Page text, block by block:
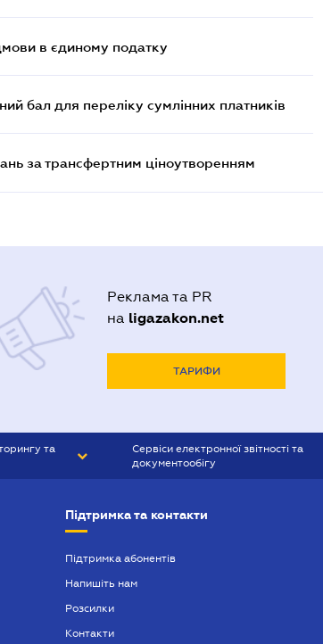
в єдиному податку
бал для переліку сумлінних платників
за трансфертним ціноутворенням
Реклама та PR
на ligazakon.net
ТАРИФИ
та
Сервіси електронної звітності та
документообігу
Підтримка та контакти
Підтримка абонентів
Напишіть нам
Розсилки
Контакти